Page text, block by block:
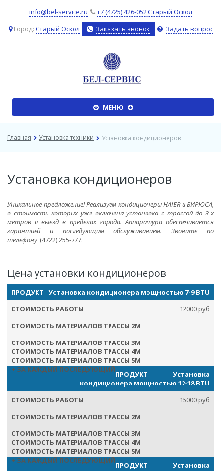
info@bel-service.ru
+7 (4725) 426-052 Старый Оскол
Город: Старый Оскол Заказать звонок Задать вопрос
МЕНЮ ����
Главная Установка техники Установка кондиционеров
Установка кондиционеров
Уникальное предложение! Реализуем кондиционеры HAIER и БИРЮСА,
в стоимость которых уже включена установка с трассой до 3-х
метров и выезд в пределах города. Аппаратура обеспечивается
гарантией и последующим обслуживанием. Звоните по
телефону(4722) 255-777.
Цена установки кондиционеров
Установка кондиционера мощностью 7-9 BTU
12000 руб
Установка
кондиционера мощностью 12-18 BTU
15000 руб
Установка